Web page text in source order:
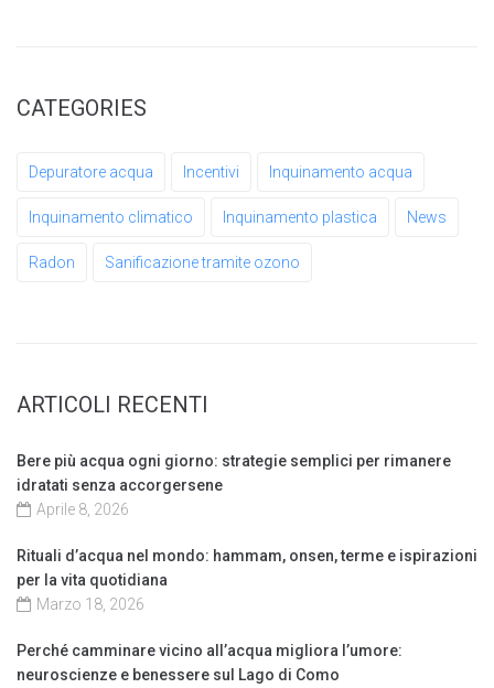
CATEGORIES
Depuratore acqua Incentivi Inquinamento acqua
Inquinamento climatico Inquinamento plastica News
Radon Sanificazione tramite ozono
ARTICOLI RECENTI
Bere più acqua ogni giorno: strategie semplici per rimanere
idratati senza accorgersene
Aprile 8, 2026
Rituali d’acqua nel mondo: hammam, onsen, terme e ispirazioni
per la vita quotidiana
Marzo 18, 2026
Perché camminare vicino all’acqua migliora l’umore:
neuroscienze e benessere sul Lago di Como